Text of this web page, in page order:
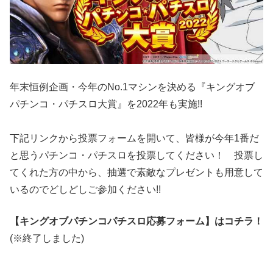
年末恒例企画・今年のNo.1マシンを決める『キングオブ
パチンコ・パチスロ大賞』を2022年も実施!!
下記リンクから投票フォームを開いて、皆様が今年1番だ
と思うパチンコ・パチスロを投票してください！ 投票し
てくれた方の中から、抽選で素敵なプレゼントも用意して
いるのでどしどしご参加ください!!
【キングオブパチンコパチスロ応募フォーム】はコチラ！
(※終了しました)